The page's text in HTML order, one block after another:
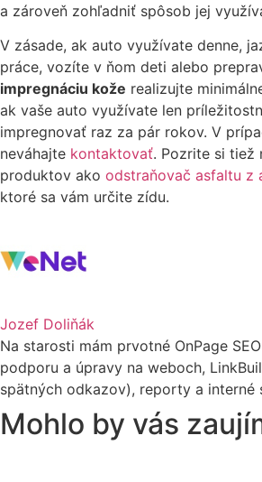
a zároveň zohľadniť spôsob jej
V zásade, ak auto využívate denne,
práce, vozíte v ňom deti alebo
impregnáciu kože realizujte
ak vaše auto využívate len
impregnovať raz za pár rokov. V
neváhajte kontaktovať. Pozrite si tiež
produktov ako odstraňovač asfaltu z
ktoré sa vám určite zídu.
Jozef Doliňák
Na starosti mám prvotné OnPage
podporu a úpravy na weboch,
spätných odkazov), reporty a interné
Mohlo by vás